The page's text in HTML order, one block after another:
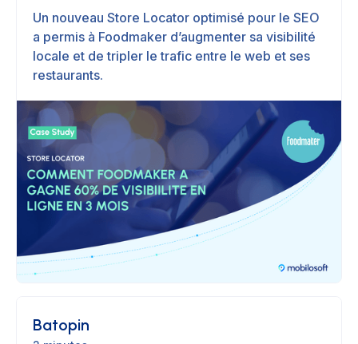
Un nouveau Store Locator optimisé pour le SEO
a permis à Foodmaker d’augmenter sa visibilité
locale et de tripler le trafic entre le web et ses
restaurants.
Batopin